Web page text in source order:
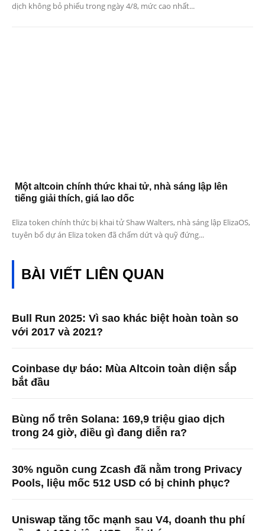
dịch không bỏ phiếu trong ngày 4/8, mức cao nhất...
Một altcoin chính thức khai tử, nhà sáng lập lên
tiếng giải thích, giá lao dốc
Eliza token chính thức bị khai tử Shaw Walters, nhà sáng lập ElizaOS,
tuyên bố dự án Eliza token đã chấm dứt và quỹ đứng...
BÀI VIẾT LIÊN QUAN
Bull Run 2025: Vì sao khác biệt hoàn toàn so
với 2017 và 2021?
Coinbase dự báo: Mùa Altcoin toàn diện sắp
bắt đầu
Bùng nổ trên Solana: 169,9 triệu giao dịch
trong 24 giờ, điều gì đang diễn ra?
30% nguồn cung Zcash đã nằm trong Privacy
Pools, liệu mốc 512 USD có bị chinh phục?
Uniswap tăng tốc mạnh sau V4, doanh thu phí